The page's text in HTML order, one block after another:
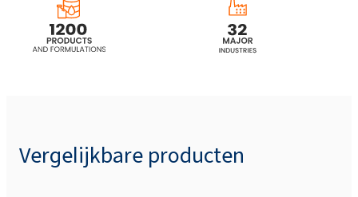
Vergelijkbare producten